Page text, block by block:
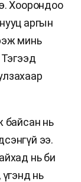
Хоорондоо
аргын
минь
байсан нь
ээ.
нь би
нь